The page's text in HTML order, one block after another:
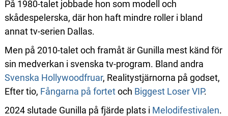
På 1980-talet jobbade hon som modell och
skådespelerska, där hon haft mindre roller i bland
annat tv-serien Dallas.
Men på 2010-talet och framåt är Gunilla mest känd för
sin medverkan i svenska tv-program. Bland andra
Svenska Hollywoodfruar, Realitystjärnorna på godset,
Efter tio, Fångarna på fortetoch Biggest Loser VIP.
2024 slutade Gunilla på fjärde plats i Melodifestivalen.